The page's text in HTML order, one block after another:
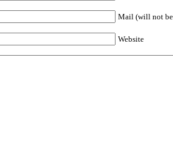
Mail (will not
Website